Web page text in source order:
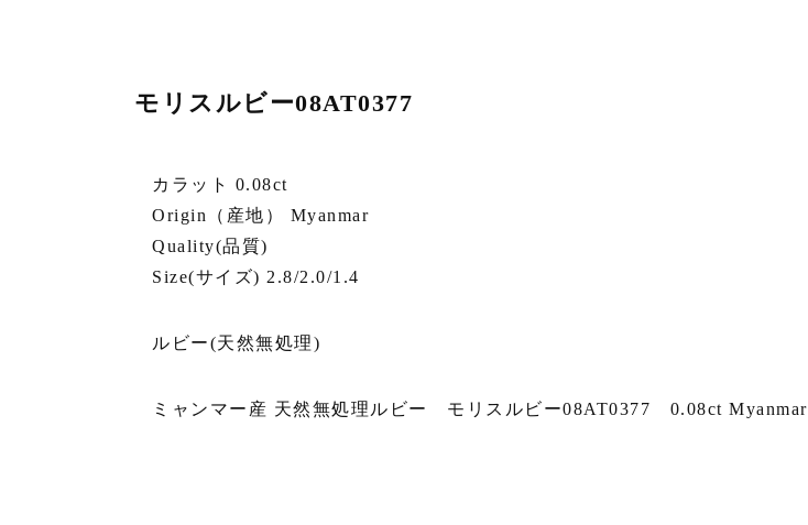
モリスルビー08AT0377
カラット 0.08ct
Origin（産地） Myanmar
Quality(品質)
Size(サイズ) 2.8/2.0/1.4
ルビー(天然無処理)
ミャンマー産 天然無処理ルビー モリスルビー08AT0377 0.08ct Myanmar